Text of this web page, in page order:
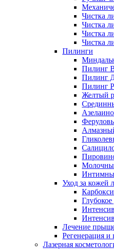
Чистка
Чистка
Чистка
Чистка
Пилинги
Пилинг
Пилинг
Пилинг
Желтый
Уход за кожей
Лечение
Регенерация и
Лазерная